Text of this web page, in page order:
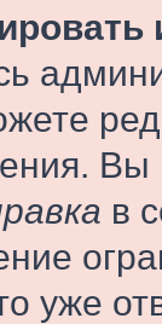
Вы
в
уже